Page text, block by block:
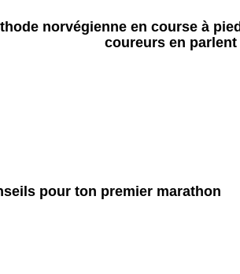
norvégienne en course à
coureurs en parlent
pour ton premier marathon